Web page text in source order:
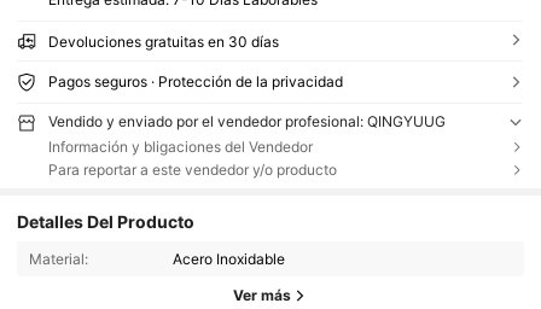
Devoluciones gratuitas en 30 días
Pagos seguros · Protección de la privacidad
Vendido y enviado por el vendedor profesional: QINGYUUG
Información y bligaciones del Vendedor
Para reportar a este vendedor y/o producto
Detalles Del Producto
Material: Acero Inoxidable
Ver más